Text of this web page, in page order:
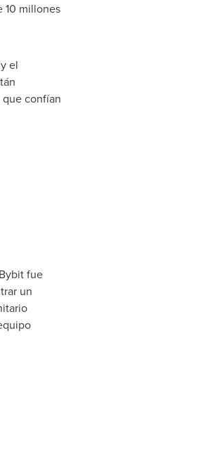
10 millones
el
confían
fue
un